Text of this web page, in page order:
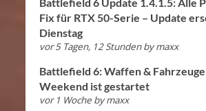
Fix für RTX 50-Serie – Update
Dienstag
vor 5 Tagen, 12 Stunden bymaxx
Battlefield 6: Waffen &
Weekend ist gestartet
vor 1 Woche bymaxx